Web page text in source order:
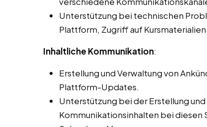
Unterstützung bei technischen
Plattform, Zugriff auf Kursmaterialien
Inhaltliche Kommunikation:
Erstellung und Verwaltung von
Plattform-Updates.
Unterstützung bei der Erstellung
Kommunikationsinhalten bei